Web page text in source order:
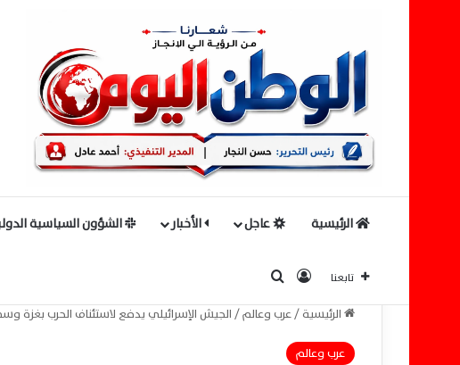
الرئيسية عاجل الأخبار الشؤون السياسية
تابعنا تسجيل الدخول
الرئيسية/عرب وعالم/الجيش الإسرائيلي يدفع لاستئناف الحرب
عرب وعالم